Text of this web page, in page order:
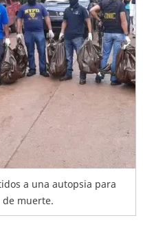
a una autopsia para
muerte.